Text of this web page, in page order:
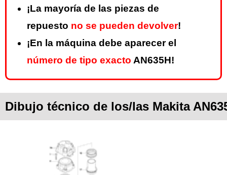
¡La mayoría de las piezas de
repuesto no se pueden devolver!
¡En la máquina debe aparecer el
número de tipo exacto AN635H!
Dibujo técnico de los/las Makita